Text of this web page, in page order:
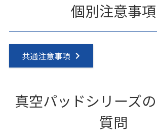
個別注意事項
共通注意事項
真空パッドシリーズ
質問